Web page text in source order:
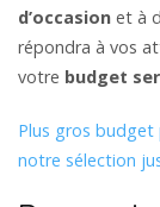
d’occasion et à
répondra à vos
votre budget
Plus gros budget
notre sélection